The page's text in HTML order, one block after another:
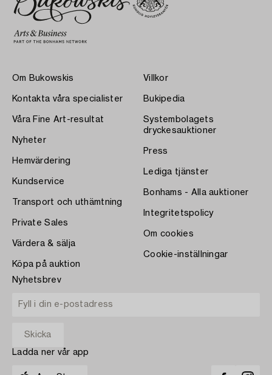
Om Bukowskis
Kontakta våra specialister
Våra Fine Art-resultat
Nyheter
Hemvärdering
Kundservice
Transport och uthämtning
Private Sales
Värdera & sälja
Köpa på auktion
Villkor
Bukipedia
Systembolagets
dryckesauktioner
Press
Lediga tjänster
Bonhams - Alla auktioner
Integritetspolicy
Om cookies
Cookie-inställningar
Nyhetsbrev
Ladda ner vår app